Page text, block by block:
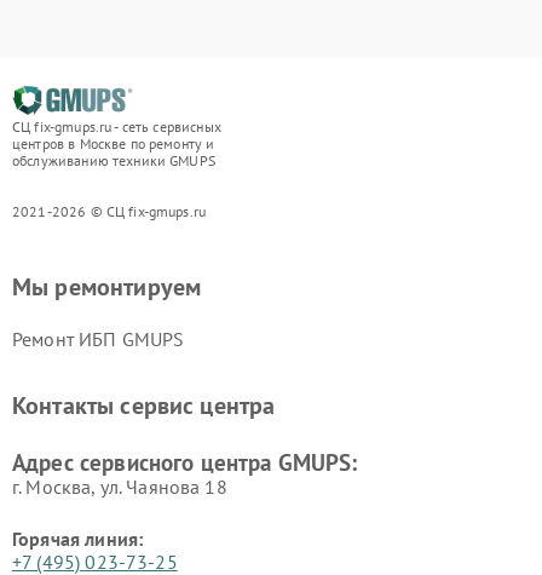
СЦ fix-gmups.ru - сеть сервисных
центров в Москве по ремонту и
обслуживанию техники GMUPS
2021-2026 © СЦ fix-gmups.ru
Мы ремонтируем
Ремонт ИБП GMUPS
Контакты сервис центра
Адрес сервисного центра GMUPS:
г. Москва, ул. Чаянова 18
Горячая линия:
+7 (495) 023-73-25